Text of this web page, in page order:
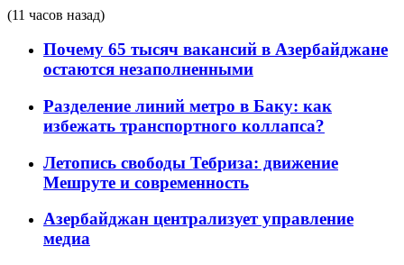
(11 часов назад)
Почему 65 тысяч вакансий в Азербайджане
остаются незаполненными
Разделение линий метро в Баку: как
избежать транспортного коллапса?
Летопись свободы Тебриза: движение
Мешруте и современность
Азербайджан централизует управление
медиа